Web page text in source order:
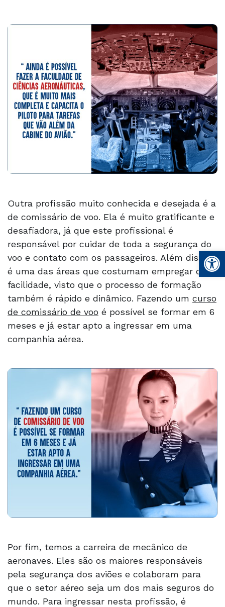
Abrir
Outra profissão muito conhecida e desejada é a
de comissário de voo. Ela é muito gratificante e
desafiadora, já que este profissional é
responsável por cuidar de toda a segurança do
voo e contato com os passageiros. Além disso,
é uma das áreas que costumam empregar com
facilidade, visto que o processo de formação
também é rápido e dinâmico. Fazendo um curso
de comissário de voo é possível se formar em 6
meses e já estar apto a ingressar em uma
companhia aérea.
Por fim, temos a carreira de mecânico de
aeronaves. Eles são os maiores responsáveis
pela segurança dos aviões e colaboram para
que o setor aéreo seja um dos mais seguros do
mundo. Para ingressar nesta profissão, é